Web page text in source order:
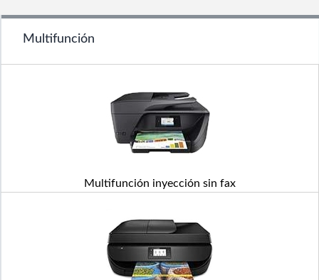
Multifunción
Multifunción inyección sin fax